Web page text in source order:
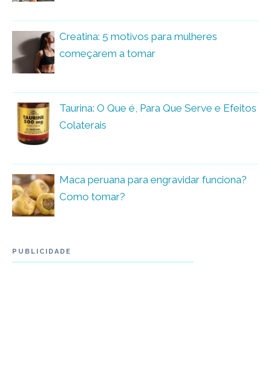
Creatina: 5 motivos para mulheres
começarem a tomar
Taurina: O Que é, Para Que Serve e Efeitos
Colaterais
Maca peruana para engravidar funciona?
Como tomar?
PUBLICIDADE